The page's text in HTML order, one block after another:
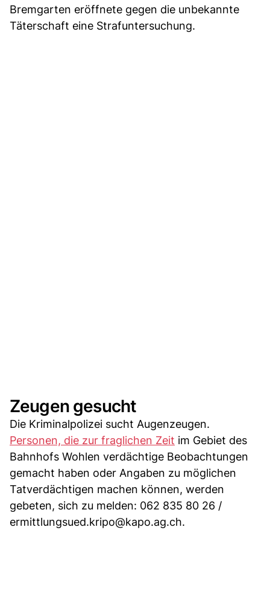
Bremgarten eröffnete gegen die unbekannte
Täterschaft eine Strafuntersuchung.
Zeugen gesucht
Die Kriminalpolizei sucht Augenzeugen.
Personen, die zur fraglichen Zeit im Gebiet des
Bahnhofs Wohlen verdächtige Beobachtungen
gemacht haben oder Angaben zu möglichen
Tatverdächtigen machen können, werden
gebeten, sich zu melden: 062 835 80 26 /
ermittlungsued.kripo@kapo.ag.ch.